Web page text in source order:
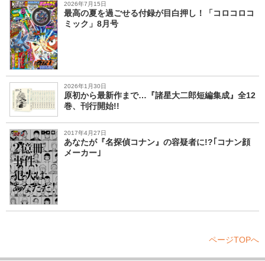
2026年7月15日
最高の夏を過ごせる付録が目白押し！「コロコロコ
ミック」8月号
2026年1月30日
原初から最新作まで…『諸星大二郎短編集成』全12
巻、刊行開始!!
2017年4月27日
あなたが『名探偵コナン』の容疑者に!?｢コナン顔
メーカー｣
ページTOPへ